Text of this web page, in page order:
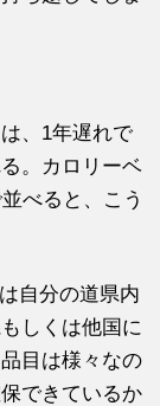
、1年遅れで
。カロリーベ
べると、こう
自分の道県内
しくは他国に
目は様々なの
できているか